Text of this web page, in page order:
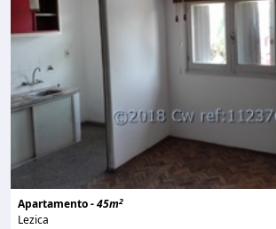
Apartamento -45m2
Lezica